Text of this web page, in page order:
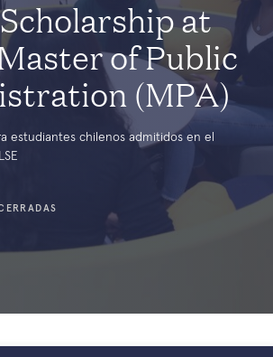
at
of Public
(MPA)
estudiantes chilenos admitidos en el